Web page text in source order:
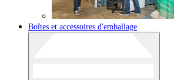
Boîtes et accessoires d'emballage